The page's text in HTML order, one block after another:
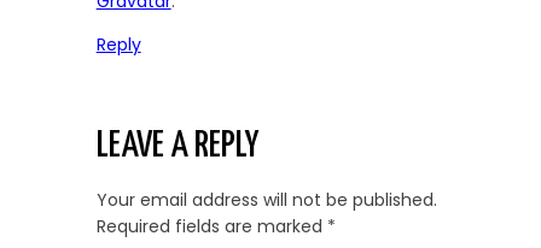
Reply
LEAVE A REPLY
Your email address will not be published.
Required fields are marked *